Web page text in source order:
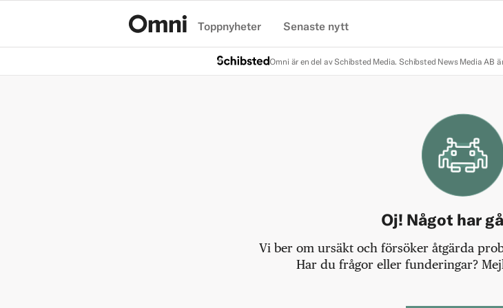
Toppnyheter Senaste nytt
Omni är en del av Schibsted Media. Schibsted News Media AB
Oj! Något har
Vi ber om ursäkt och försöker åtgärda
Har du frågor eller funderingar?